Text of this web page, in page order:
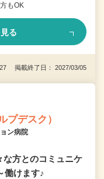
もOK
る
掲載終了日： 2027/03/05
プデスク）
ン病院
な方とのコミュニケ
働けます♪